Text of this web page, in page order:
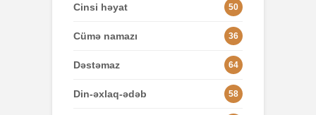
Cinsi həyat 50
Cümə namazı 36
Dəstəmaz 64
Din-əxlaq-ədəb 58